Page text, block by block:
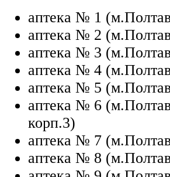
аптека № 1
аптека № 2
аптека № 3
аптека № 4
аптека № 5
аптека № 6
корп.3)
аптека № 7
аптека № 8